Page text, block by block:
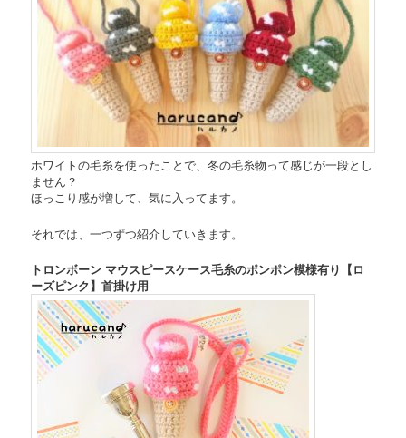
ホワイトの毛糸を使ったことで、冬の毛糸物って感じが一段とし
ません？
ほっこり感が増して、気に入ってます。
それでは、一つずつ紹介していきます。
トロンボーン マウスピースケース毛糸のポンポン模様有り【ロ
ーズピンク】首掛け用